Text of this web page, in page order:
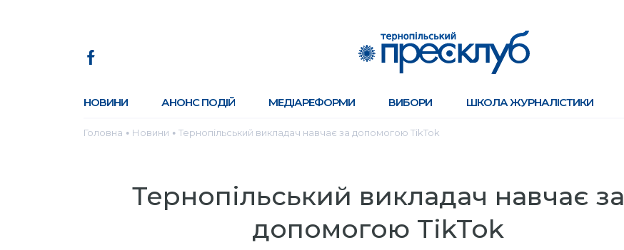
НОВИНИ АНОНС ПОДІЙ МЕДІАРЕФОРМИ ВИБОРИ ШКОЛА ЖУРНАЛІСТИКИ
Головна ● Новини ● Тернопільський викладач навчає за допомогою TikTok
Тернопільський викладач навчає за
допомогою TikTok